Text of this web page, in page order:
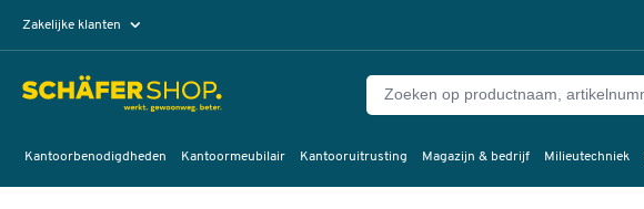
Zakelijke klanten
Kantoorbenodigdheden Kantoormeubilair Kantooruitrusting Magazijn & bedrijf Milieutechniek